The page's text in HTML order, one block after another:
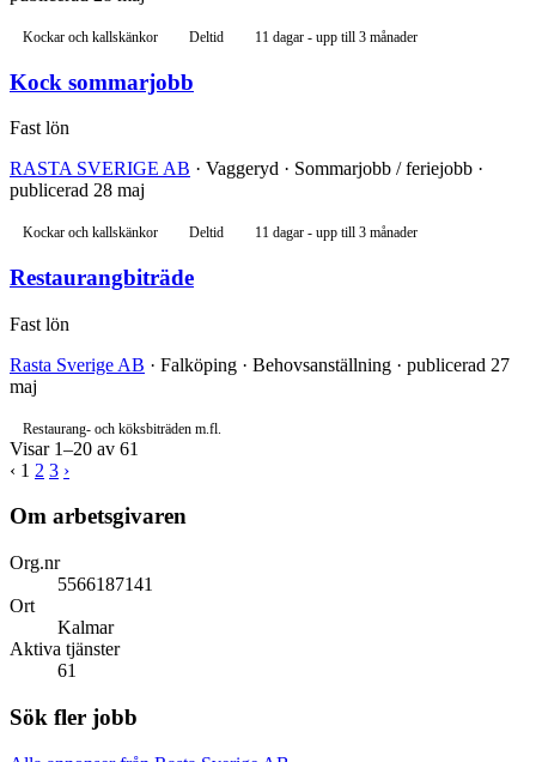
Kockar och kallskänkor Deltid 11 dagar - upp till 3 månader
Kock sommarjobb
Fast lön
RASTA SVERIGE AB · Vaggeryd · Sommarjobb / feriejobb ·
publicerad 28 maj
Kockar och kallskänkor Deltid 11 dagar - upp till 3 månader
Restaurangbiträde
Fast lön
Rasta Sverige AB · Falköping · Behovsanställning · publicerad 27
maj
Restaurang- och köksbiträden m.fl.
Visar 1–20 av 61
‹ 1 2 3 ›
Om arbetsgivaren
Org.nr
5566187141
Ort
Kalmar
Aktiva tjänster
61
Sök fler jobb